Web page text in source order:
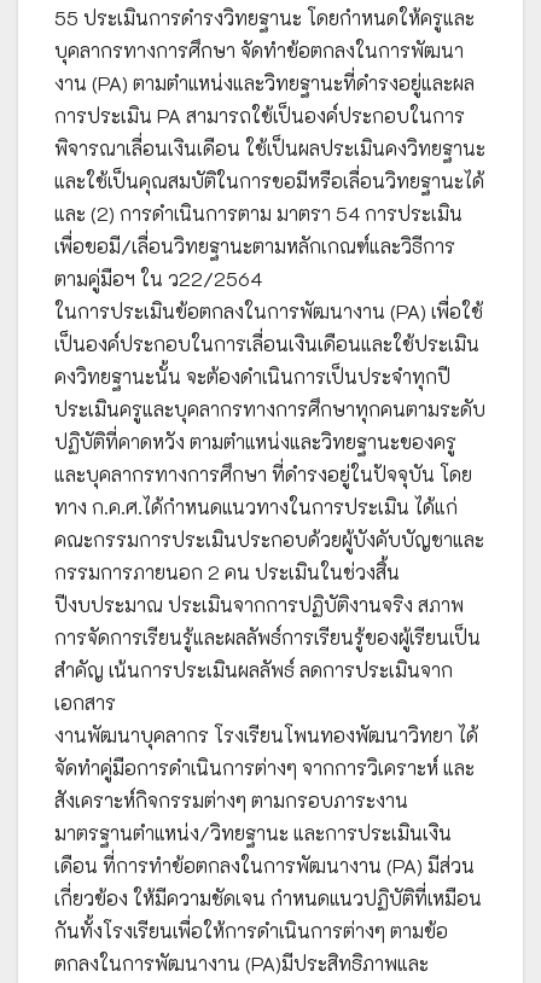
55 ประเมินการดำรงวิทยฐานะ โดยกำหนดให้ครูและ
บุคลากรทางการศึกษา จัดทำข้อตกลงในการพัฒนา
งาน (PA) ตามตำแหน่งและวิทยฐานะที่ดำรงอยู่และผล
การประเมิน PA สามารถใช้เป็นองค์ประกอบในการ
พิจารณาเลื่อนเงินเดือน ใช้เป็นผลประเมินคงวิทยฐานะ
และใช้เป็นคุณสมบัติในการขอมีหรือเลื่อนวิทยฐานะได้
และ (2) การดำเนินการตาม มาตรา 54 การประเมิน
เพื่อขอมี/เลื่อนวิทยฐานะตามหลักเกณฑ์และวิธีการ
ตามคู่มือฯ ใน ว22/2564
ในการประเมินข้อตกลงในการพัฒนางาน (PA) เพื่อใช้
เป็นองค์ประกอบในการเลื่อนเงินเดือนและใช้ประเมิน
คงวิทยฐานะนั้น จะต้องดำเนินการเป็นประจำทุกปี
ประเมินครูและบุคลากรทางการศึกษาทุกคนตามระดับ
ปฏิบัติที่คาดหวัง ตามตำแหน่งและวิทยฐานะของครู
และบุคลากรทางการศึกษา ที่ดำรงอยู่ในปัจจุบัน โดย
ทาง ก.ค.ศ.ได้กำหนดแนวทางในการประเมิน ได้แก่
คณะกรรมการประเมินประกอบด้วยผู้บังคับบัญชาและ
กรรมการภายนอก 2 คน ประเมินในช่วงสิ้น
ปีงบประมาณ ประเมินจากการปฏิบัติงานจริง สภาพ
การจัดการเรียนรู้และผลลัพธ์การเรียนรู้ของผู้เรียนเป็น
สำคัญ เน้นการประเมินผลลัพธ์ ลดการประเมินจาก
เอกสาร
งานพัฒนาบุคลากร โรงเรียนโพนทองพัฒนาวิทยา ได้
จัดทำคู่มือการดำเนินการต่างๆ จากการวิเคราะห์ และ
สังเคราะห์กิจกรรมต่างๆ ตามกรอบภาระงาน
มาตรฐานตำแหน่ง/วิทยฐานะ และการประเมินเงิน
เดือน ที่การทำข้อตกลงในการพัฒนางาน (PA) มีส่วน
เกี่ยวข้อง ให้มีความชัดเจน กำหนดแนวปฏิบัติที่เหมือน
กันทั้งโรงเรียนเพื่อให้การดำเนินการต่างๆ ตามข้อ
ตกลงในการพัฒนางาน (PA)มีประสิทธิภาพและ